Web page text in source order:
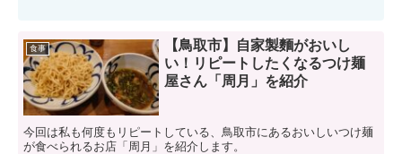
食事
【鳥取市】自家製麵がおいし
い！リピートしたくなるつけ麺
屋さん「周月」を紹介
今回は私も何度もリピートしている、鳥取市にあるおいしいつけ麺
が食べられるお店「周月」を紹介します。